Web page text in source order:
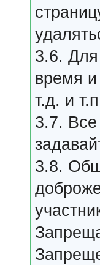
3.6.
время и
т.д. и
3.7.
3.8.